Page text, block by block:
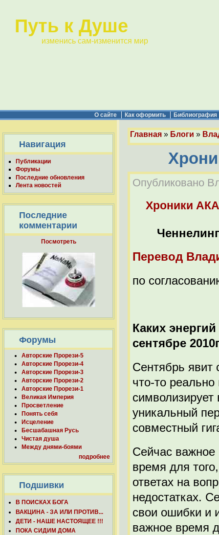
Путь к Душе
изменись сам-изменится мир
О сайте Как оформить Библиография
Навигация
Публикации
Форумы
Последние обновления
Лента новостей
Последние
комментарии
Посмотреть
Форумы
Авторские Прорези-5
Авторские Прорези-4
Авторские Прорези-3
Авторские Прорези-2
Авторские Прорези-1
Великая Империя
Просветление
Понять себя
Исцеление
Бесшабашная Русь
Чистая душа
Между днями-боями
подробнее
Подшивки
В ПОИСКАХ БОГА
ВАКЦИНА - ЗА ИЛИ ПРОТИВ...
ДЕТИ - НАШЕ НАСТОЯЩЕЕ !!!
ПОКА СИДИМ ДОМА
Главная » Блоги »
Опубликовано
Хроники
Перевод
по
Каких
сентябре
Сентябрь явит
что-то
уникальный
совместный
Сейчас важное
время для
ответах на
недостатках.
свои ошибки и
важное время